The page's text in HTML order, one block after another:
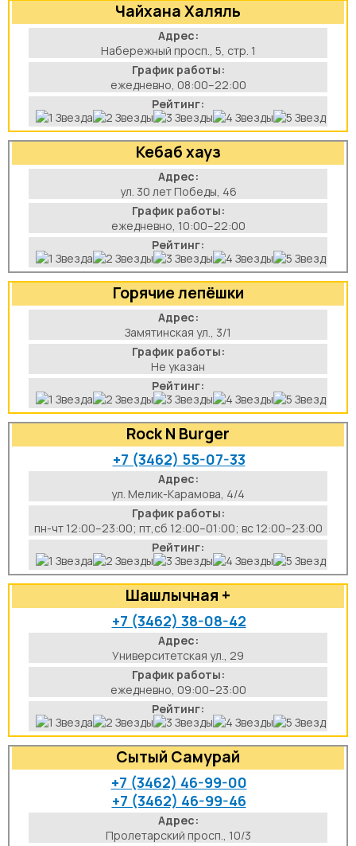
Чайхана Халяль
Адрес:
Набережный просп., 5, стр. 1
График работы:
ежедневно, 08:00–22:00
Рейтинг:
Кебаб хауз
Адрес:
ул. 30 лет Победы, 46
График работы:
ежедневно, 10:00–22:00
Рейтинг:
Горячие лепёшки
Адрес:
Замятинская ул., 3/1
График работы:
Не указан
Рейтинг:
Rock N Burger
+7 (3462) 55-07-33
Адрес:
ул. Мелик-Карамова, 4/4
График работы:
пн-чт 12:00–23:00; пт,сб 12:00–01:00; вс 12:00–23:00
Рейтинг:
Шашлычная +
+7 (3462) 38-08-42
Адрес:
Университетская ул., 29
График работы:
ежедневно, 09:00–23:00
Рейтинг:
Сытый Самурай
+7 (3462) 46-99-00
+7 (3462) 46-99-46
Адрес:
Пролетарский просп., 10/3